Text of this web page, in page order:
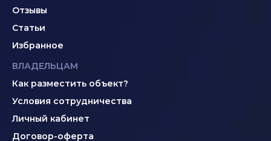
Отзывы
Статьи
Избранное
ВЛАДЕЛЬЦАМ
Как разместить объект?
Условия сотрудничества
Личный кабинет
Договор-оферта